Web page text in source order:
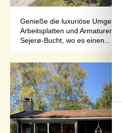
Genieße die luxuriöse
Arbeitsplatten und Armaturen
Sejerø-Bucht, wo es einen...